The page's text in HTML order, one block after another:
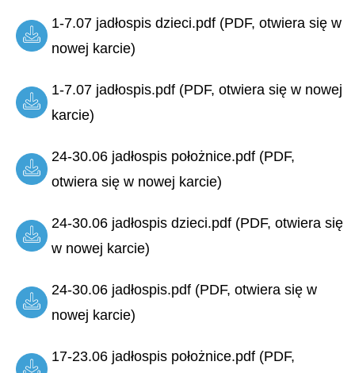
1-7.07 jadłospis dzieci.pdf (PDF, otwiera się w
nowej karcie)
1-7.07 jadłospis.pdf (PDF, otwiera się w nowej
karcie)
24-30.06 jadłospis położnice.pdf (PDF,
otwiera się w nowej karcie)
24-30.06 jadłospis dzieci.pdf (PDF, otwiera się
w nowej karcie)
24-30.06 jadłospis.pdf (PDF, otwiera się w
nowej karcie)
17-23.06 jadłospis położnice.pdf (PDF,